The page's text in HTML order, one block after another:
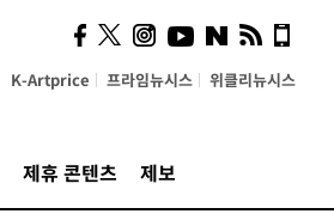
K-Artprice 프라임뉴시스 위클리뉴시스
제휴 콘텐츠 제보
의견, 국토부·LH에 충실히
전달할 것"